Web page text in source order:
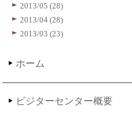
2013/05 (28)
2013/04 (28)
2013/03 (23)
ホーム
ビジターセンター概要